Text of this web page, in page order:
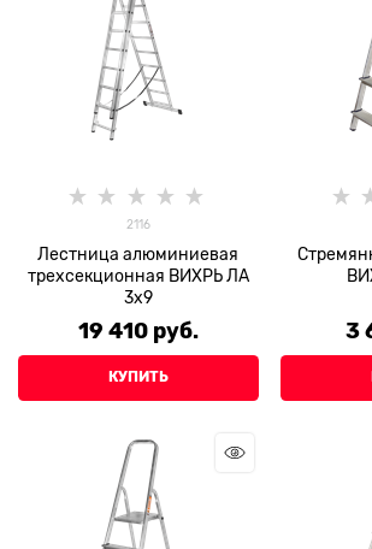
2116
Лестница алюминиевая
трехсекционная ВИХРЬ ЛА
3х9
19 410 руб.
КУПИТЬ
3